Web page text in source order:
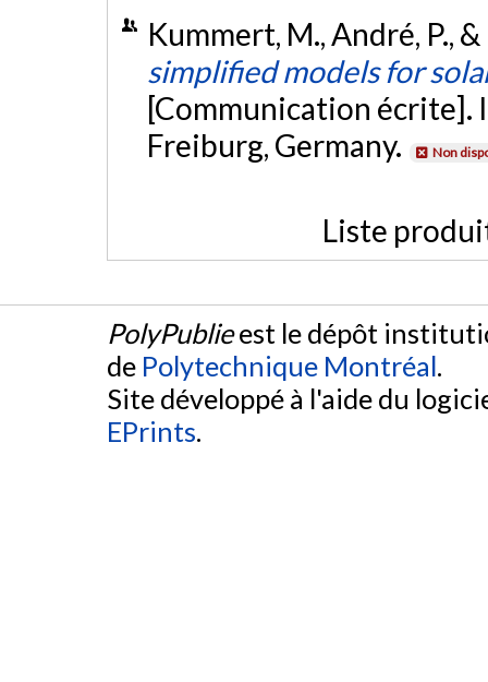
Kummert, M., André, P.,
simplified models for
[Communication écrite].
Freiburg, Germany.
Non
Liste
PolyPublieest le dépôt
de Polytechnique Montréal.
Site développé à l'aide du
EPrints.